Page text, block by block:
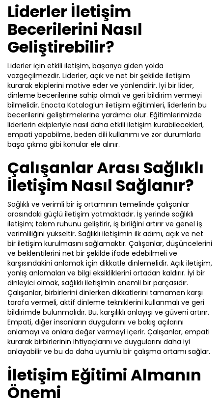
Liderler İletişim
Becerilerini Nasıl
Geliştirebilir?
Liderler için etkili iletişim, başarıya giden yolda
vazgeçilmezdir. Liderler, açık ve net bir şekilde iletişim
kurarak ekiplerini motive eder ve yönlendirir. İyi bir lider,
dinleme becerilerine sahip olmalı ve geri bildirim vermeyi
bilmelidir. Enocta Katalog’un iletişim eğitimleri, liderlerin bu
becerilerini geliştirmelerine yardımcı olur. Eğitimlerimizde
liderlerin ekipleriyle nasıl daha etkili iletişim kurabilecekleri,
empati yapabilme, beden dili kullanımı ve zor durumlarla
başa çıkma gibi konular ele alınır.
Çalışanlar Arası Sağlıklı
İletişim Nasıl Sağlanır?
Sağlıklı ve verimli bir iş ortamının temelinde çalışanlar
arasındaki güçlü iletişim yatmaktadır. İş yerinde sağlıklı
iletişim; takım ruhunu geliştirir, iş birliğini artırır ve genel iş
verimliliğini yükseltir. Sağlıklı iletişimin ilk adımı, açık ve net
bir iletişim kurulmasını sağlamaktır. Çalışanlar, düşüncelerini
ve beklentilerini net bir şekilde ifade edebilmeli ve
karşısındakini anlamak için dikkatle dinlemelidir. Açık iletişim,
yanlış anlamaları ve bilgi eksikliklerini ortadan kaldırır. İyi bir
dinleyici olmak, sağlıklı iletişimin önemli bir parçasıdır.
Çalışanlar, birbirlerini dinlerken dikkatlerini tamamen karşı
tarafa vermeli, aktif dinleme tekniklerini kullanmalı ve geri
bildirimde bulunmalıdır. Bu, karşılıklı anlayışı ve güveni artırır.
Empati, diğer insanların duygularını ve bakış açılarını
anlamayı ve onlara değer vermeyi içerir. Çalışanlar, empati
kurarak birbirlerinin ihtiyaçlarını ve duygularını daha iyi
anlayabilir ve bu da daha uyumlu bir çalışma ortamı sağlar.
İletişim Eğitimi Almanın
Önemi